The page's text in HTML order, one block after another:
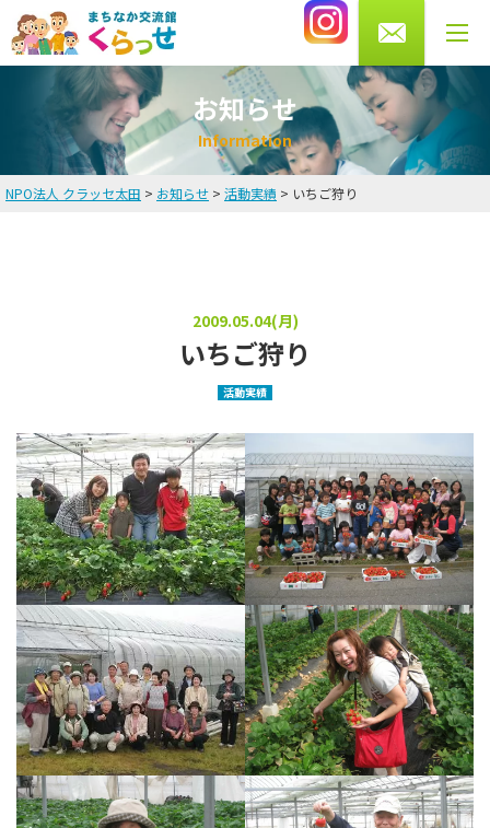
0276-56-4433
受付時間 月・水・木・金 10～13時/14～20時
土曜 9～16時まで（火・日曜休館）
HOME
料金
よくある質問
法人案内
プライバシーポリシー
お知らせ
Information
NPO法人 クラッセ太田 > お知らせ > 活動実績 > いちご狩り
2009.05.04(月)
いちご狩り
活動実績